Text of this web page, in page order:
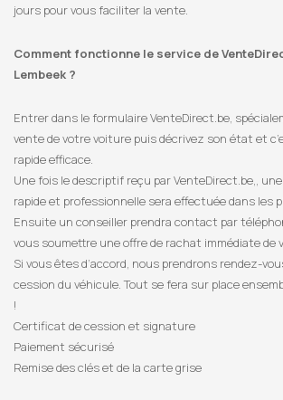
jours pour vous faciliter la vente.
Comment fonctionne le service de
Lembeek ?
Entrer dans le formulaire VenteDirect.be,
vente de votre voiture puis décrivez son état et
rapide efficace.
Une fois le descriptif reçu par VenteDirect.be,,
rapide et professionnelle sera effectuée dans les
Ensuite un conseiller prendra contact par
vous soumettre une offre de rachat immédiate de
Si vous êtes d’accord, nous prendrons rendez-
cession du véhicule. Tout se fera sur place
!
Certificat de cession et signature
Paiement sécurisé
Remise des clés et de la carte grise